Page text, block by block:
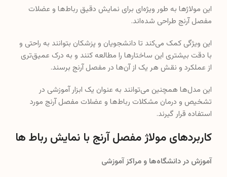
این مولاژها به طور ویژه‌ای برای نمایش دقیق رباط‌ها و عضلات
مفصل آرنج طراحی شده‌اند.
این ویژگی کمک می‌کند تا دانشجویان و پزشکان بتوانند به راحتی و
با دقت بیشتری این ساختارها را مطالعه کنند و به درک عمیق‌تری
از عملکرد و نقش هر یک از آن‌ها در مفصل آرنج برسند.
این مدل‌ها همچنین می‌توانند به عنوان یک ابزار آموزشی در
تشخیص و درمان مشکلات رباط‌ها و عضلات مفصل آرنج مورد
استفاده قرار گیرند.
کاربردهای مولاژ مفصل آرنج با نمایش رباط ها
آموزش در دانشگاه‌ها و مراکز آموزشی